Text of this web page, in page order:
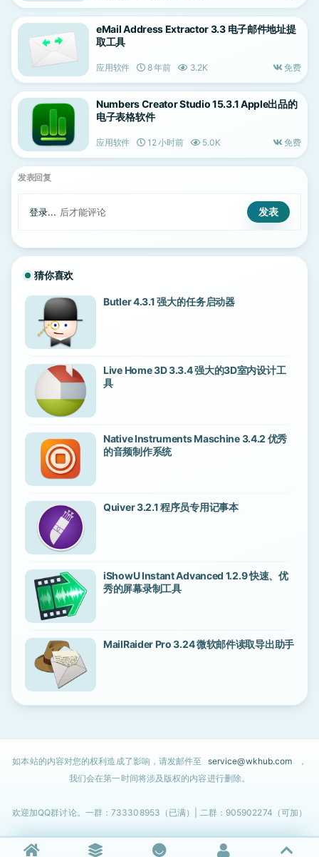
eMail Address Extractor 3.3 电子邮件地址提
取工具
应用软件 8 年前 3.2K 免费
Numbers Creator Studio 15.3.1 Apple出品的
电子表格软件
应用软件 12 小时前 5.0K 免费
发表回复
登录... 后才能评论
猜你喜欢
Butler 4.3.1 强大的任务启动器
Live Home 3D 3.3.4 强大的3D室内设计工
具
Native Instruments Maschine 3.4.2 优秀
的音频制作系统
Quiver 3.2.1 程序员专用记事本
iShowU Instant Advanced 1.2.9 快速、优
秀的屏幕录制工具
MailRaider Pro 3.24 微软邮件读取导出助手
如本站的内容对您的权利造成了影响，请发邮件至 service@wkhub.com
，
我们会在第一时间将涉及版权的内容进行删除。
欢迎加QQ群讨论。一群：733308953（已满）| 二群：905902274（可加）